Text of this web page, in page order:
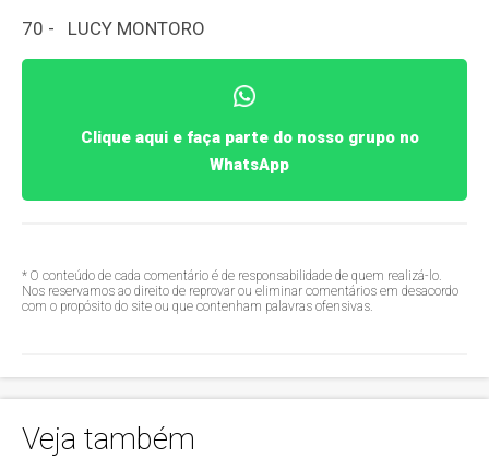
70 - LUCY MONTORO
Clique aqui e faça parte do nosso grupo no
WhatsApp
* O conteúdo de cada comentário é de responsabilidade de quem realizá-lo.
Nos reservamos ao direito de reprovar ou eliminar comentários em desacordo
com o propósito do site ou que contenham palavras ofensivas.
Veja também